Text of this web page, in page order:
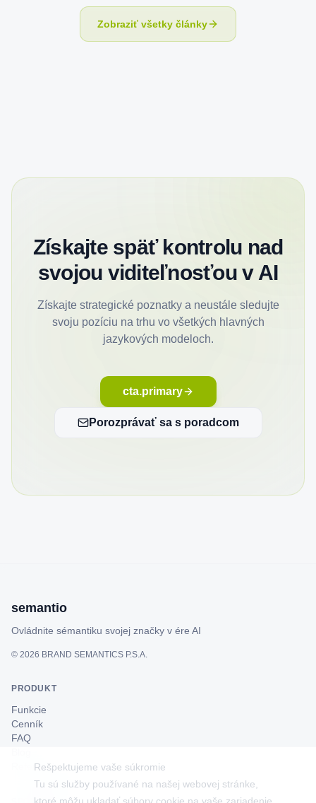
Zobraziť všetky články
Získajte späť kontrolu nad
svojou viditeľnosťou v AI
Získajte strategické poznatky a neustále sledujte
svoju pozíciu na trhu vo všetkých hlavných
jazykových modeloch.
cta.primary
Porozprávať sa s poradcom
semantio
Ovládnite sémantiku svojej značky v ére AI
© 2026 BRAND SEMANTICS P.S.A.
PRODUKT
Funkcie
Cenník
FAQ
Referencie klientov
Rešpektujeme vaše súkromie
Tu sú služby používané na našej webovej stránke,